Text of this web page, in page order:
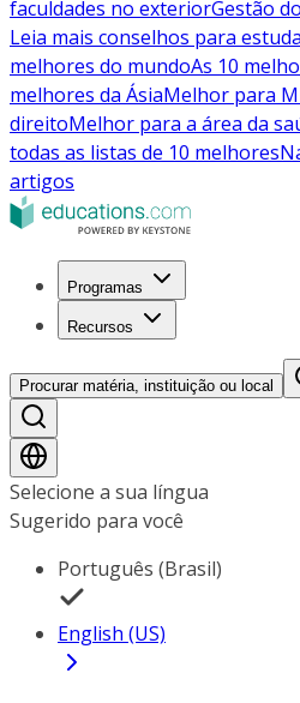
faculdades no exteriorGestão
Leia mais conselhos para
melhores do mundoAs 10
melhores da ÁsiaMelhor para
direitoMelhor para a área da
todas as listas de 10 melhores
artigos
Programas
Recursos
Procurar matéria, instituição ou local
Selecione a sua língua
Sugerido para você
Português (Brasil)
English (US)